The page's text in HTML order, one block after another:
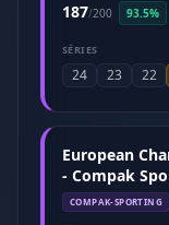
187/200 93.5%
SÉRIES
24 23 22
European
- Compak
COMPAK-SPORTING